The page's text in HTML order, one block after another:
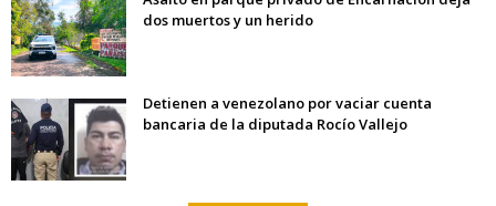
dos muertos y un herido
Detienen a venezolano por vaciar cuenta
bancaria de la diputada Rocío Vallejo